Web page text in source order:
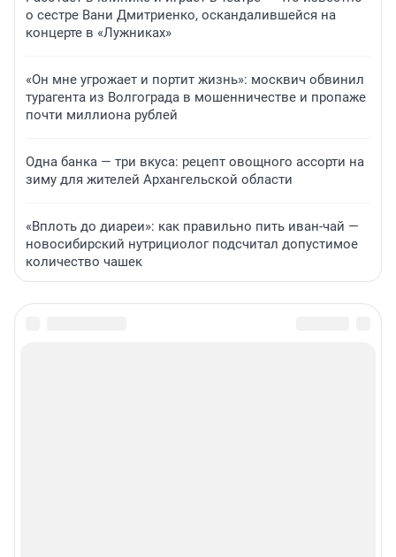
о сестре Вани Дмитриенко, оскандалившейся на
концерте в «Лужниках»
«Он мне угрожает и портит жизнь»: москвич обвинил
турагента из Волгограда в мошенничестве и пропаже
почти миллиона рублей
Одна банка — три вкуса: рецепт овощного ассорти на
зиму для жителей Архангельской области
«Вплоть до диареи»: как правильно пить иван-чай —
новосибирский нутрициолог подсчитал допустимое
количество чашек